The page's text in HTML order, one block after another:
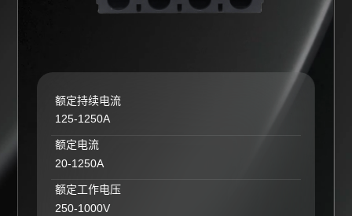
额定持续电流
125-1250A
额定电流
20-1250A
额定工作电压
250-1000V